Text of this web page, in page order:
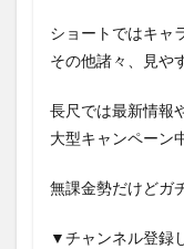
ショートではキャ
その他諸々、見や
長尺では最新情報
大型キャンペーン
無課金勢だけどガ
▼チャンネル登録